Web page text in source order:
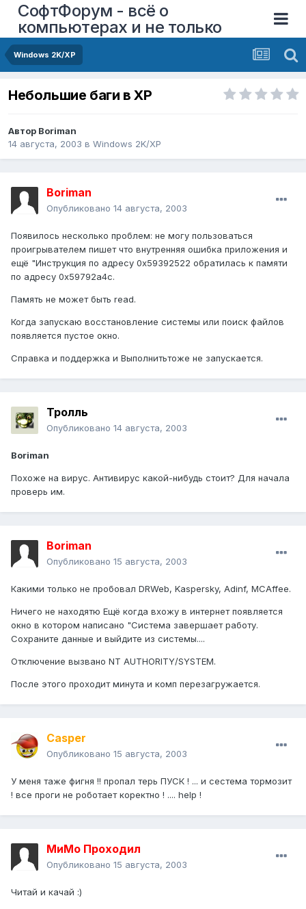
СофтФорум - всё о
компьютерах и не только
Windows 2K/XP
Небольшие баги в ХР
Автор Boriman
14 августа, 2003 в Windows 2K/XP
Boriman
Опубликовано 14 августа, 2003
Появилось несколько проблем: не могу пользоваться
проигрывателем пишет что внутренняя ошибка приложения и
ещё "Инструкция по адресу 0х59392522 обратилась к памяти
по адресу 0х59792а4с.
Память не может быть read.
Когда запускаю восстановление системы или поиск файлов
появляется пустое окно.
Справка и поддержка и Выполнитьтоже не запускается.
Тролль
Опубликовано 14 августа, 2003
Boriman
Похоже на вирус. Антивирус какой-нибудь стоит? Для начала
проверь им.
Boriman
Опубликовано 15 августа, 2003
Какими только не пробовал DRWeb, Kaspersky, Adinf, MCAffee.
Ничего не находятю Ещё когда вхожу в интернет появляется
окно в котором написано "Система завершает работу.
Сохраните данные и выйдите из системы....
Отключение вызвано NT AUTHORITY/SYSTEM.
После этого проходит минута и комп перезагружается.
Casper
Опубликовано 15 августа, 2003
У меня таже фигня !! пропал терь ПУСК ! ... и сестема тормозит
! все проги не роботает коректно ! .... help !
МиМо Проходил
Опубликовано 15 августа, 2003
Читай и качай :)